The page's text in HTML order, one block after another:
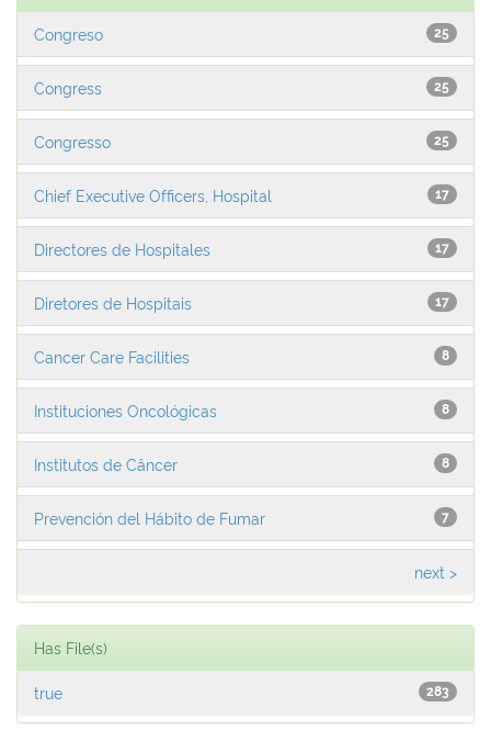
25
Congreso
25
Congress
25
Congresso
17
Chief Executive Officers, Hospital
17
Directores de Hospitales
17
Diretores de Hospitais
8
Cancer Care Facilities
8
Instituciones Oncológicas
8
Institutos de Câncer
7
Prevención del Hábito de Fumar
next >
Has File(s)
283
true